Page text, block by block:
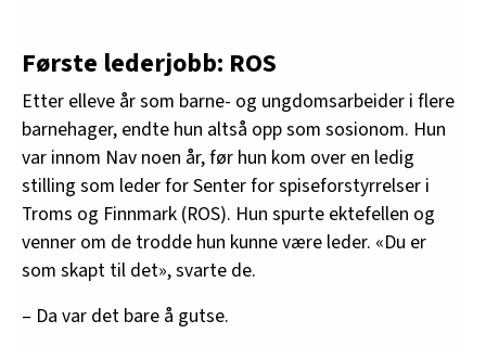
Første lederjobb: ROS
Etter elleve år som barne- og ungdomsarbeider i flere
barnehager, endte hun altså opp som sosionom. Hun
var innom Nav noen år, før hun kom over en ledig
stilling som leder for Senter for spiseforstyrrelser i
Troms og Finnmark (ROS). Hun spurte ektefellen og
venner om de trodde hun kunne være leder. «Du er
som skapt til det», svarte de.
– Da var det bare å gutse.